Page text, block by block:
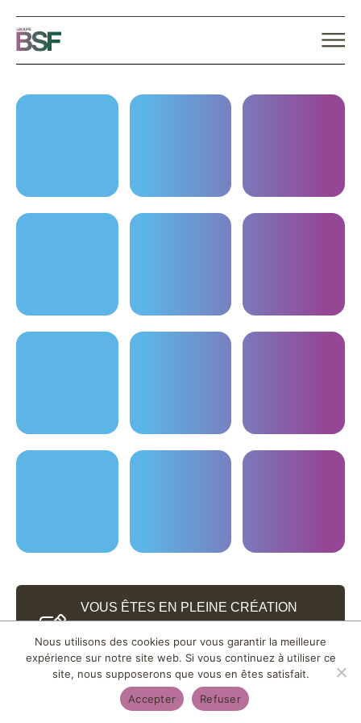
VOUS ÊTES EN PLEINE CRÉATION
ÊTRE ACCOMPAGNÉ ?
Nous utilisons des cookies pour vous garantir la meilleure
expérience sur notre site web. Si vous continuez à utiliser ce
site, nous supposerons que vous en êtes satisfait.
Accepter
Refuser